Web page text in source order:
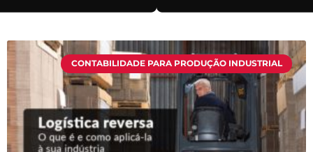
CONTABILIDADE PARA PRODUÇÃO INDUSTRIAL